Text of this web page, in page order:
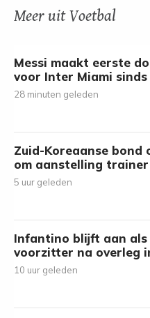
Meer uit Voetbal
Messi maakt eerste
voor Inter Miami sinds
28 minuten geleden
Zuid-Koreaanse bond
om aanstelling trainer
5 uur geleden
Infantino blijft aan als
voorzitter na overleg
10 uur geleden